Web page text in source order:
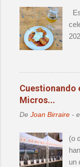
-
Cuestionando
Micros...
De Joan Birraire -
(o
un